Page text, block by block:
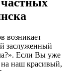
возникает
заслуженный
Если Вы уже
на наш красивый,